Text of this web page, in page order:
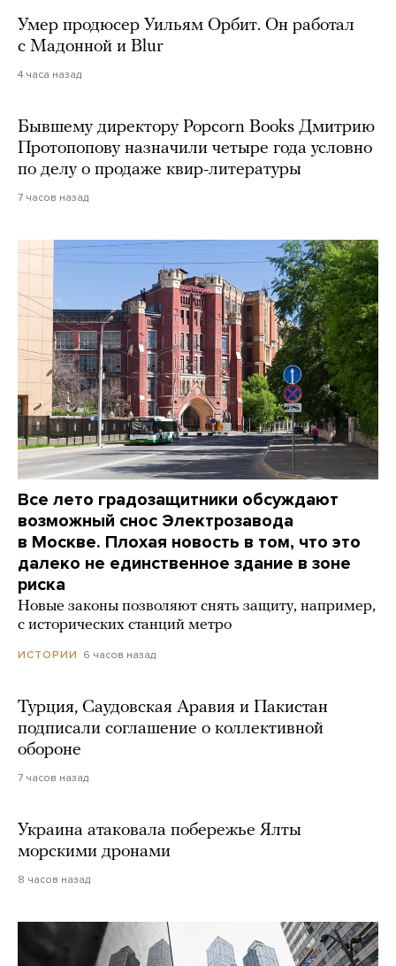
Умер продюсер Уильям Орбит. Он работал
с Мадонной и Blur
4 часа назад
Бывшему директору Popcorn Books Дмитрию
Протопопову назначили четыре года условно
по делу о продаже квир-литературы
7 часов назад
Все лето градозащитники обсуждают
возможный снос Электрозавода
в Москве. Плохая новость в том, что это
далеко не единственное здание в зоне
риска
Новые законы позволяют снять защиту, например,
с исторических станций метро
ИСТОРИИ 6 часов назад
Турция, Саудовская Аравия и Пакистан
подписали соглашение о коллективной
обороне
7 часов назад
Украина атаковала побережье Ялты
морскими дронами
8 часов назад